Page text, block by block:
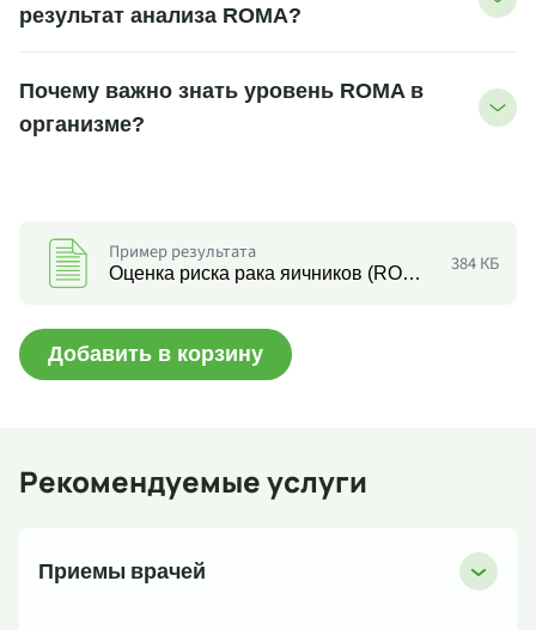
результат анализа ROMA?
Почему важно знать уровень ROMA в
организме?
Пример результата
Оценка риска рака яичников (ROMA) 384 КБ
Добавить в корзину
Рекомендуемые услуги
Приемы врачей